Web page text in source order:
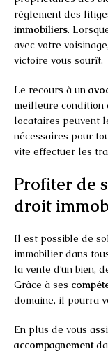
règlement des
immobiliers.
avec votre
victoire vous sourît.
Le recours à un
meilleure condition
locataires peuvent
nécessaires pour
vite effectuer les
Profiter de
droit
Il est possible de
immobilier dans
la vente d’un bien,
Grâce à ses
domaine, il pourra
En plus de vous
accompagnement